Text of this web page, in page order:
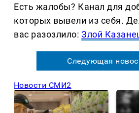
Есть жалобы? Канал для
которых вывели из себя.
вас разозлило:Злой
Следующая
Новости СМИ2